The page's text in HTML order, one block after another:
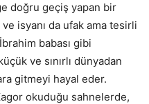
doğru geçiş yapan bir
isyanı da ufak ama tesirli
babası gibi
ve sınırlı dünyadan
gitmeyi hayal eder.
okuduğu sahnelerde,